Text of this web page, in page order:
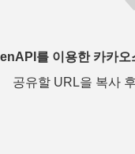
를 이용한 카카
공유할 URL을 복사